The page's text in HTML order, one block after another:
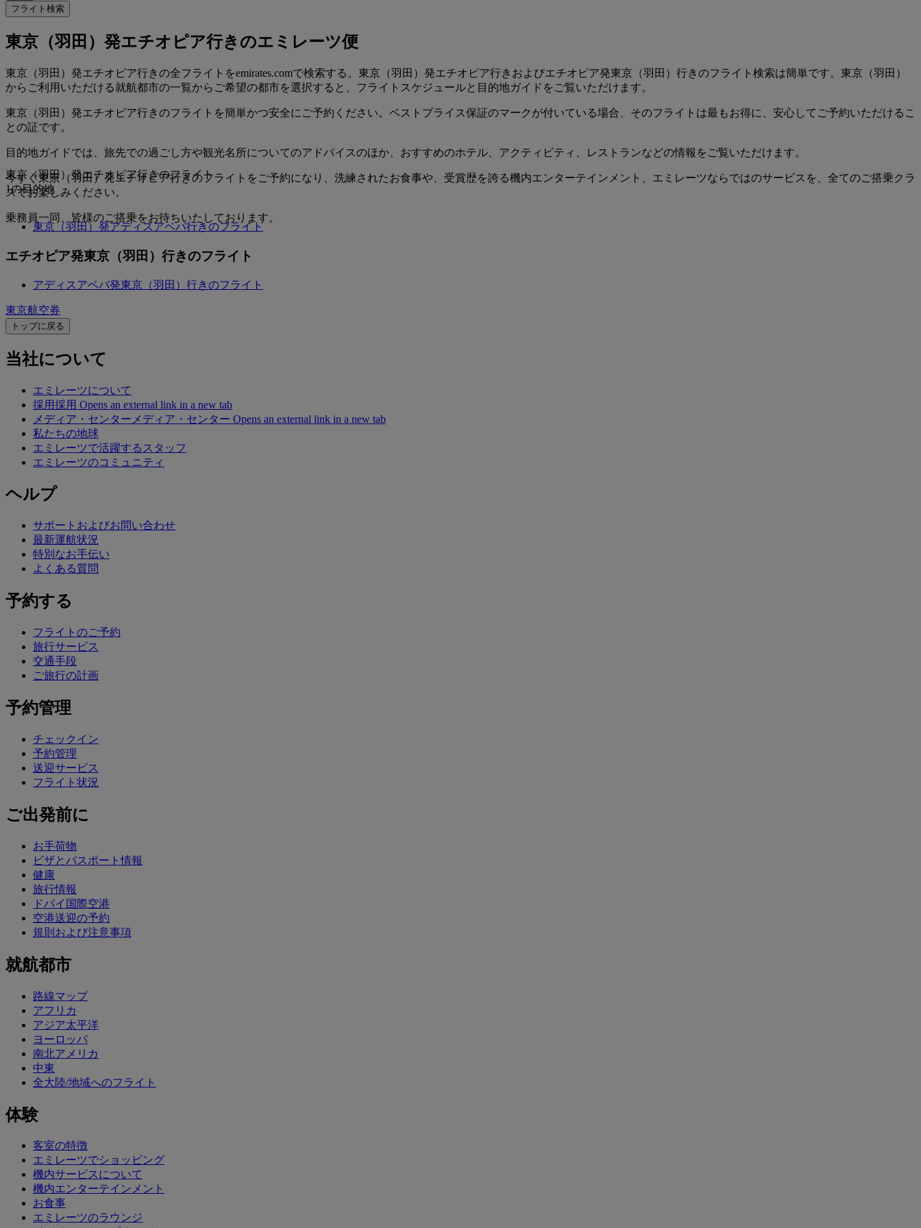
フライト検索
東京（羽田）発エチオピア行きのエミレーツ便
東京（羽田）発エチオピア行きの全フライトをemirates.comで検索する。東京（羽田）発エチオピア行きおよびエチオピア発東京（羽田）行きのフライト検索は簡単です。東京（羽田）
からご利用いただける就航都市の一覧からご希望の都市を選択すると、フライトスケジュールと目的地ガイドをご覧いただけます。
東京（羽田）発エチオピア行きのフライトを簡単かつ安全にご予約ください。ベストプライス保証のマークが付いている場合、そのフライトは最もお得に、安心してご予約いただけるこ
との証です。
目的地ガイドでは、旅先での過ごし方や観光名所についてのアドバイスのほか、おすすめのホテル、アクティビティ、レストランなどの情報をご覧いただけます。
今すぐ東京（羽田）発エチオピア行きのフライトをご予約になり、洗練されたお食事や、受賞歴を誇る機内エンターテインメント、エミレーツならではのサービスを、全てのご搭乗クラ
スでお楽しみください。
乗務員一同、皆様のご搭乗をお待ちいたしております。
東京（羽田）発エチオピア行きのフライト
1の目的地
東京（羽田）発アディスアベバ行きのフライト
エチオピア発東京（羽田）行きのフライト
アディスアベバ発東京（羽田）行きのフライト
東京航空券
トップに戻る
当社について
エミレーツについて
採用採用 Opens an external link in a new tab
メディア・センター メディア・センター Opens an external link in a new tab
私たちの地球
エミレーツで活躍するスタッフ
エミレーツのコミュニティ
ヘルプ
サポートおよびお問い合わせ
最新運航状況
特別なお手伝い
よくある質問
予約する
フライトのご予約
旅行サービス
交通手段
ご旅行の計画
予約管理
チェックイン
予約管理
送迎サービス
フライト状況
ご出発前に
お手荷物
ビザとパスポート情報
健康
旅行情報
ドバイ国際空港
空港送迎の予約
規則および注意事項
就航都市
路線マップ
アフリカ
アジア太平洋
ヨーロッパ
南北アメリカ
中東
全大陸/地域へのフライト
体験
客室の特徴
エミレーツでショッピング
機内サービスについて
機内エンターテインメント
お食事
エミレーツのラウンジ